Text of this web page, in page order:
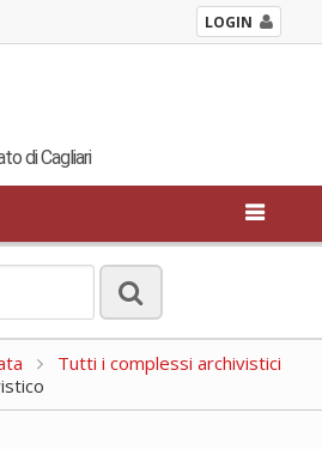
LOGIN
di Cagliari
Tutti i complessi archivistici